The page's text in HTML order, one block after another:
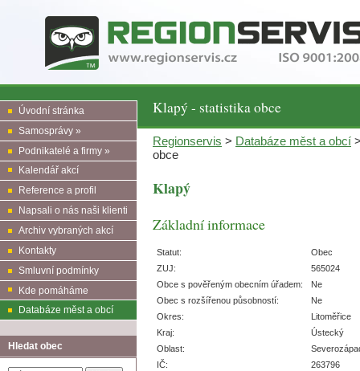
Klapý - statistika obce
Úvodní stránka
Samosprávy »
Podnikatelé a firmy »
Kalendář akcí
Reference a profil
Napsali o nás naši klienti
Archiv vybraných akcí
Kontakty
Smluvní podmínky
Kde pomáháme
Databáze měst a obcí
Hledat obec
Regionservis > Databáze měst a obcí
obce
Klapý
Základní informace
Statut:
Obec
ZUJ:
565024
Obce s pověřeným obecním úřadem:
Ne
Obec s rozšířenou působností:
Ne
Okres:
Litoměřice
Kraj:
Ústecký
Oblast:
IČ:
263796